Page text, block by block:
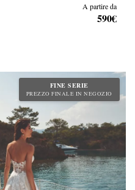
A partire da
590€
FINE SERIE
PREZZO FINALE IN NEGOZIO